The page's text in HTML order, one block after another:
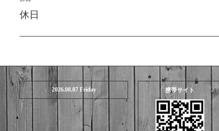
休日
2026.08.07 Friday 携帯サイト